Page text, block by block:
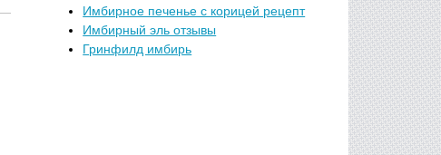
Имбирное печенье с корицей рецепт
Имбирный эль отзывы
Гринфилд имбирь